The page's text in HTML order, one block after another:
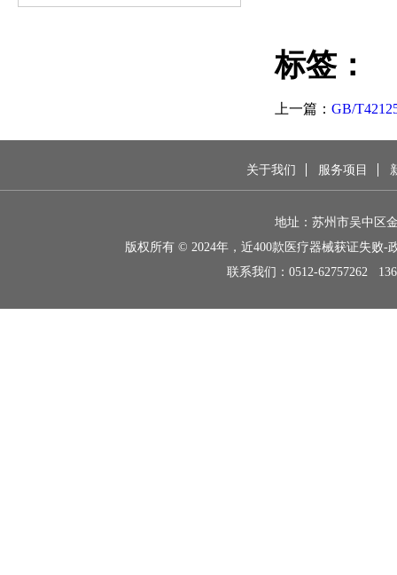
标签：
上一篇： GB/
关于我们 服务项目
地址：苏州市吴中区
版权所有 © 2024年，近400款医疗器械获证失败
联系我们： 0512-62757262